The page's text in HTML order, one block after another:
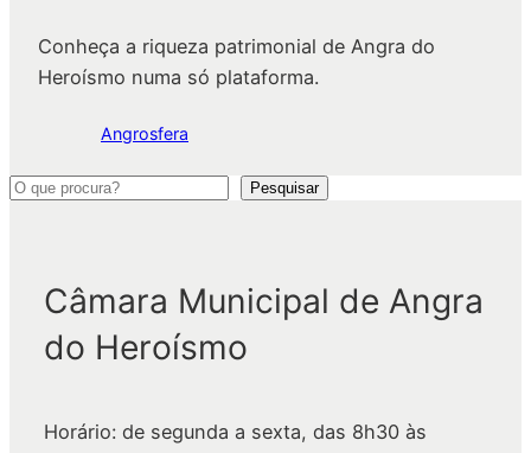
Conheça a riqueza patrimonial de Angra do
Heroísmo numa só plataforma.
Angrosfera
P
Pesquisar
Câmara Municipal de Angra
do Heroísmo
Horário: de segunda a sexta, das 8h30 às